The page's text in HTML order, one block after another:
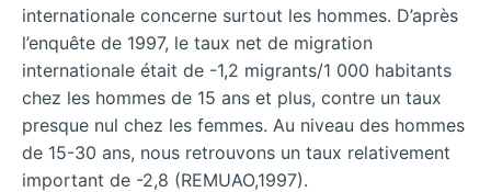
internationale concerne surtout les hommes. D’après
l’enquête de 1997, le taux net de migration
internationale était de -1,2 migrants/1 000 habitants
chez les hommes de 15 ans et plus, contre un taux
presque nul chez les femmes. Au niveau des hommes
de 15-30 ans, nous retrouvons un taux relativement
important de -2,8 (REMUAO,1997).